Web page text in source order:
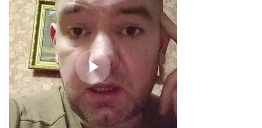
ChatApp
online
Мессенджеры
Свяжитесь с нами через любой удобный мессенджер!
Telegram WhatsApp